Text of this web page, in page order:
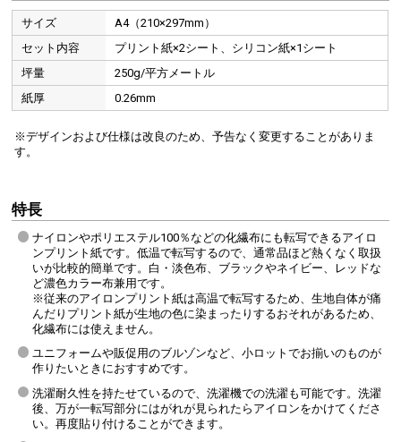
サイズ
A4（210×297mm）
セット内容
プリント紙×2シート、シリコン紙×1シート
坪量
250g/平方メートル
紙厚
0.26mm
※デザインおよび仕様は改良のため、予告なく変更することがありま
す。
特長
ナイロンやポリエステル100％などの化繊布にも転写できるアイロ
ンプリント紙です。低温で転写するので、通常品ほど熱くなく取扱
いが比較的簡単です。白・淡色布、ブラックやネイビー、レッドな
ど濃色カラー布兼用です。
※従来のアイロンプリント紙は高温で転写するため、生地自体が痛
んだりプリント紙が生地の色に染まったりするおそれがあるため、
化繊布には使えません。
ユニフォームや販促用のブルゾンなど、小ロットでお揃いのものが
作りたいときにおすすめです。
洗濯耐久性を持たせているので、洗濯機での洗濯も可能です。洗濯
後、万が一転写部分にはがれが見られたらアイロンをかけてくださ
い。再度貼り付けることができます。